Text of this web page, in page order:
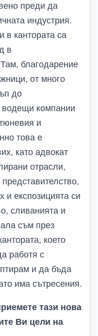
преди да
индустрия.
в кантората са
в
Там, благодарение
от много
до
компании
и
това е
като адвокат
отрасли,
и експозицията си
сливанията и
съм през
което
работя с
и да бъда
има сътресения.
тази нова
Ви цели на